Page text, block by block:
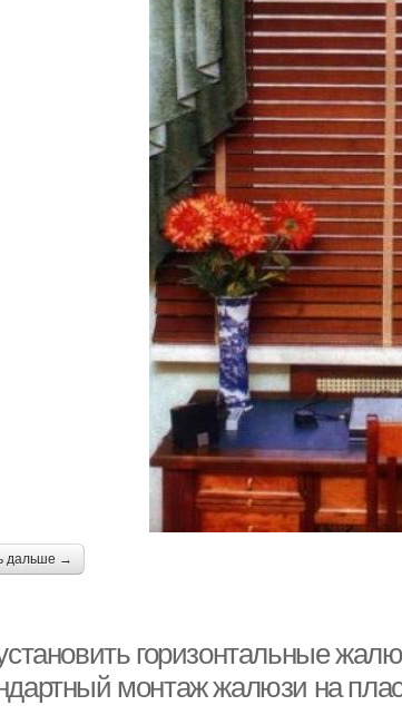
дальше →
горизонтальные
монтаж жалюзи на